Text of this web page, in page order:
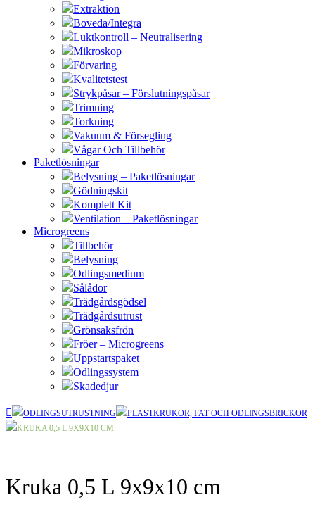
Extraktion
Boveda/Integra
Luktkontroll – Neutralisering
Mikroskop
Förvaring
Kvalitetstest
Strykpåsar – Förslutningspåsar
Trimning
Torkning
Vakuum & Försegling
Vågar Och Tillbehör
Paketlösningar
Belysning – Paketlösningar
Gödningskit
Komplett Kit
Ventilation – Paketlösningar
Microgreens
Tillbehör
Belysning
Odlingsmedium
Sålådor
Trädgårdsgödsel
Trädgårdsutrust
Grönsaksfrön
Fröer – Microgreens
Uppstartspaket
Odlingssystem
Skadedjur
ODLINGSUTRUSTNING
PLASTKRUKOR, FAT OCH ODLINGSBRICKOR
KRUKA 0,5 L 9X9X10 CM
Kruka 0,5 L 9x9x10 cm